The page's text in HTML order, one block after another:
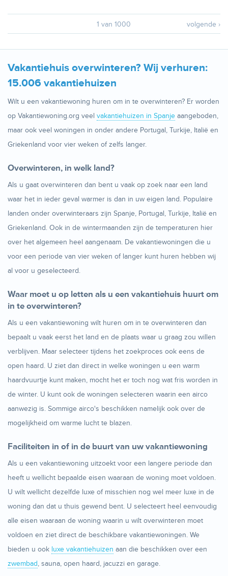
1 van 1000 volgende ›
Vakantiehuis overwinteren? Wij verhuren:
15.006 vakantiehuizen
Wilt u een vakantiewoning huren om in te overwinteren? Er worden
op Vakantiewoning.org veel vakantiehuizen in Spanje aangeboden,
maar ook veel woningen in onder andere Portugal, Turkije, Italië en
Griekenland voor vier weken of zelfs langer.
Overwinteren, in welk land?
Als u gaat overwinteren dan bent u vaak op zoek naar een land
waar het in ieder geval warmer is dan in uw eigen land. Populaire
landen onder overwinteraars zijn Spanje, Portugal, Turkije, Italië en
Griekenland. Ook in de wintermaanden zijn de temperaturen hier
over het algemeen heel aangenaam. De vakantiewoningen die u
voor een periode van vier weken of langer kunt huren hebben wij
al voor u geselecteerd.
Waar moet u op letten als u een vakantiehuis huurt om
in te overwinteren?
Als u een vakantiewoning wilt huren om in te overwinteren dan
bepaalt u vaak eerst het land en de plaats waar u graag zou willen
verblijven. Maar selecteer tijdens het zoekproces ook eens de
open haard. U ziet dan direct in welke woningen u een warm
haardvuurtje kunt maken, mocht het er toch nog wat fris worden in
de winter. U kunt ook de woningen selecteren waarin een airco
aanwezig is. Sommige airco's beschikken namelijk ook over de
mogelijkheid om warme lucht te blazen.
Faciliteiten in of in de buurt van uw vakantiewoning
Als u een vakantiewoning uitzoekt voor een langere periode dan
heeft u wellicht bepaalde eisen waaraan de woning moet voldoen.
U wilt wellicht dezelfde luxe of misschien nog wel meer luxe in de
woning dan dat u thuis gewend bent. U selecteert heel eenvoudig
alle eisen waaraan de woning waarin u wilt overwinteren moet
voldoen en ziet direct de beschikbare vakantiewoningen. We
bieden u ook luxe vakantiehuizen aan die beschikken over een
zwembad, sauna, open haard, jacuzzi en garage.